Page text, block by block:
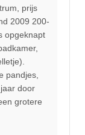
prijs
2009 200-
opgeknapt
pandjes,
door
grotere